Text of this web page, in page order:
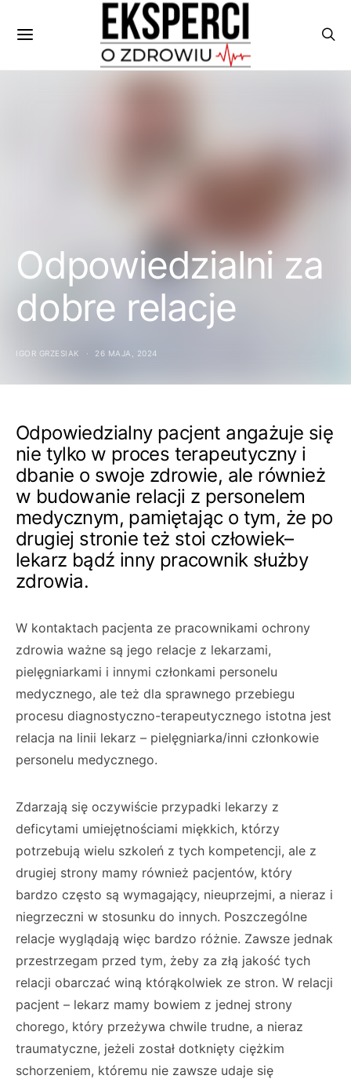
Odpowiedzialni za
dobre relacje
IGOR GRZESIAK 26 MAJA, 2024
Odpowiedzialny pacjent angażuje się
nie tylko w proces terapeutyczny i
dbanie o swoje zdrowie, ale również
w budowanie relacji z personelem
medycznym, pamiętając o tym, że po
drugiej stronie też stoi człowiek–
lekarz bądź inny pracownik służby
zdrowia.
W kontaktach pacjenta ze pracownikami ochrony
zdrowia ważne są jego relacje z lekarzami,
pielęgniarkami i innymi członkami personelu
medycznego, ale też dla sprawnego przebiegu
procesu diagnostyczno-terapeutycznego istotna jest
relacja na linii lekarz – pielęgniarka/inni członkowie
personelu medycznego.
Zdarzają się oczywiście przypadki lekarzy z
deficytami umiejętnościami miękkich, którzy
potrzebują wielu szkoleń z tych kompetencji, ale z
drugiej strony mamy również pacjentów, który
bardzo często są wymagający, nieuprzejmi, a nieraz i
niegrzeczni w stosunku do innych. Poszczególne
relacje wyglądają więc bardzo różnie. Zawsze jednak
przestrzegam przed tym, żeby za złą jakość tych
relacji obarczać winą którąkolwiek ze stron. W relacji
pacjent – lekarz mamy bowiem z jednej strony
chorego, który przeżywa chwile trudne, a nieraz
traumatyczne, jeżeli został dotknięty ciężkim
schorzeniem, któremu nie zawsze udaje się